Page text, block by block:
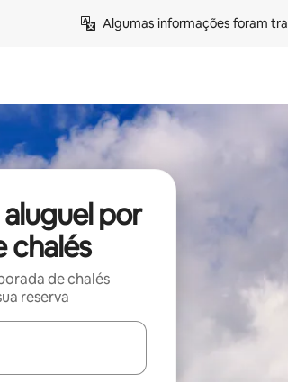
Algumas informações foram
por
chalés
de chalés
reserva
disponíveis, explore-os usando as seta